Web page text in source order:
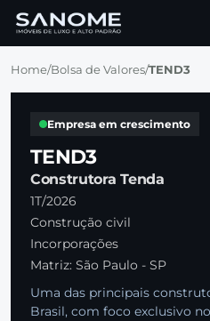
Home/Bolsa de Valores/TEND3
Empresa em crescimento
TEND3
Construtora Tenda
1T/2026
Construção civil
Incorporações
Matriz: São Paulo - SP
Uma das principais
Brasil, com foco exclusivo